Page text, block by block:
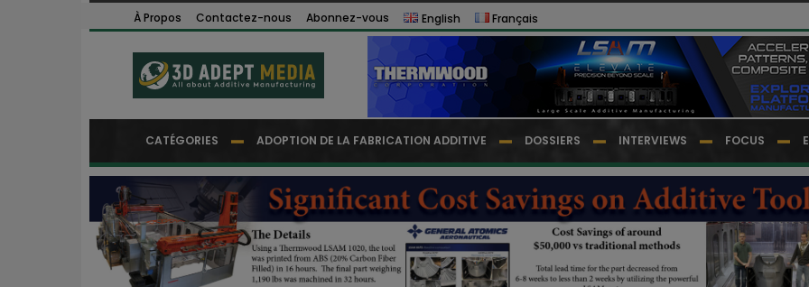
À Propos Contactez-nous Abonnez-vous English Français
CATÉGORIES ADOPTION DE LA FABRICATION ADDITIVE DOSSIERS INTERVIEWS FOCUS